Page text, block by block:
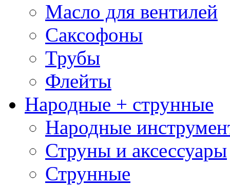
Масло для вентилей
Саксофоны
Трубы
Флейты
Народные + струнные
Народные
Струны и аксессуары
Струнные